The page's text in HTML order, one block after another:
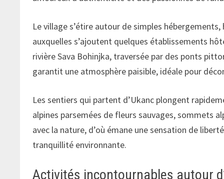
Le village s’étire autour de simples
auxquelles s’ajoutent quelques établissements
rivière Sava Bohinjka, traversée par des ponts
garantit une atmosphère paisible, idéale pour
Les sentiers qui partent d’Ukanc plongent
alpines parsemées de fleurs sauvages, sommets
avec la nature, d’où émane une sensation de
tranquillité environnante.
Activités incontournables autour